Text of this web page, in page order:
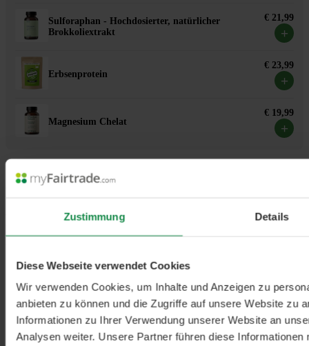
Zustimmung Details
Diese Webseite verwendet Cookies
Wir verwenden Cookies, um Inhalte und Anzeigen zu
anbieten zu können und die Zugriffe auf unsere Website zu
Informationen zu Ihrer Verwendung unserer Website an
Analysen weiter. Unsere Partner führen diese
Sulforaphan - Hochdosierter, natürlicher
Brokkoliextrakt
€ 21,99
+
Erbsenprotein
€ 23,99
+
Magnesium Chelat
€ 19,99
+
und Sportler, da es neben hochwertigem Protein auch wichtige
herkömmliche Proteinerzeugnisse aus Soja oder Molke.
Wird häufig zusammen bestellt.
Omega-3 Fluid EPA & DHA aus Algenöl